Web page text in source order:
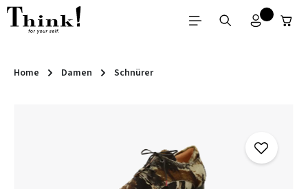
Zum Hauptinhalt springen
Home Damen Schnürer